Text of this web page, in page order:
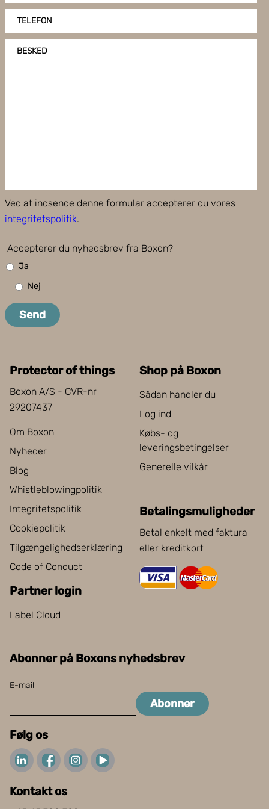
TELEFON
BESKED
Ved at indsende denne formular accepterer du vores
integritetspolitik.
Accepterer du nyhedsbrev fra Boxon?
Ja
Nej
Send
Protector of things
Boxon A/S - CVR-nr
29207437
Om Boxon
Nyheder
Blog
Whistleblowingpolitik
Integritetspolitik
Cookiepolitik
Tilgængelighedserklæring
Code of Conduct
Partner login
Label Cloud
Shop på Boxon
Sådan handler du
Log ind
Købs- og
leveringsbetingelser
Generelle vilkår
Betalingsmuligheder
Betal enkelt med faktura
eller kreditkort
Abonner på Boxons nyhedsbrev
E-mail
Abonner
Følg os
Kontakt os